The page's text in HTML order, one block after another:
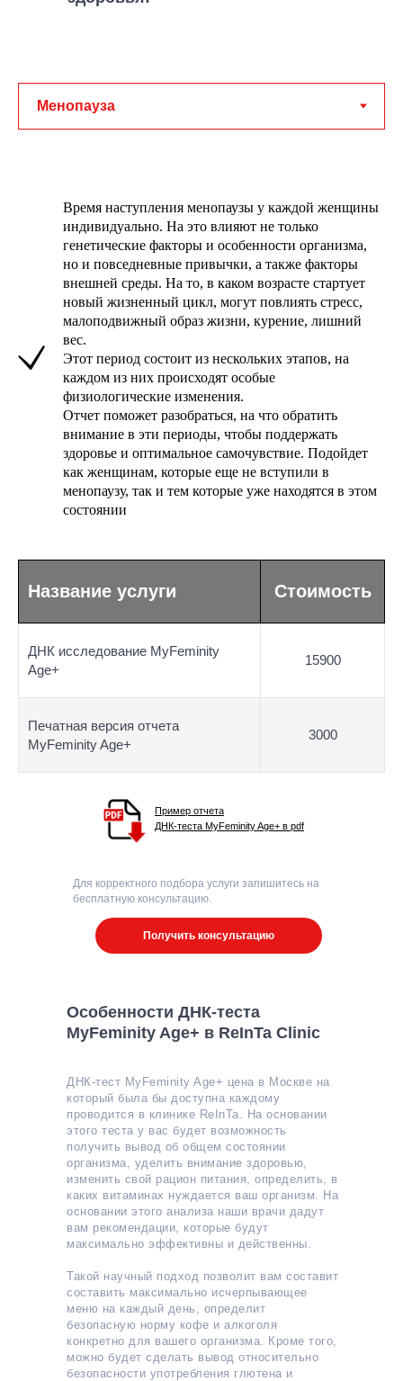
Время наступления менопаузы у каждой женщины
индивидуально. На это влияют не только
генетические факторы и особенности организма,
но и повседневные привычки, а также факторы
внешней среды. На то, в каком возрасте стартует
новый жизненный цикл, могут повлиять стресс,
малоподвижный образ жизни, курение, лишний
вес.
Этот период состоит из нескольких этапов, на
каждом из них происходят особые
физиологические изменения.
Отчет поможет разобраться, на что обратить
внимание в эти периоды, чтобы поддержать
здоровье и оптимальное самочувствие. Подойдет
как женщинам, которые еще не вступили в
менопаузу, так и тем которые уже находятся в этом
состоянии
Название услуги Стоимость
ДНК исследование MyFeminity
Age+
15900
Печатная версия отчета
MyFeminity Age+
3000
Пример отчета
ДНК-теста MyFeminity Age+ в pdf
Получить консультацию
Для корректного подбора услуги запишитесь на
бесплатную консультацию.
Особенности ДНК-теста
MyFeminity Age+ в ReInTa Clinic
ДНК-тест MyFeminity Age+ цена в Москве на
который была бы доступна каждому
проводится в клинике ReInTa. На основании
этого теста у вас будет возможность
получить вывод об общем состоянии
организма, уделить внимание здоровью,
изменить свой рацион питания, определить, в
каких витаминах нуждается ваш организм. На
основании этого анализа наши врачи дадут
вам рекомендации, которые будут
максимально эффективны и действенны.
Такой научный подход позволит вам составит
составить максимально исчерпывающее
меню на каждый день, определит
безопасную норму кофе и алкоголя
конкретно для вашего организма. Кроме того,
можно будет сделать вывод относительно
безопасности употребления глютена и